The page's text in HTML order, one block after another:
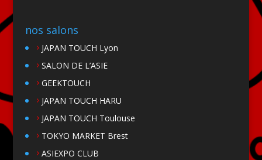
nos salons
JAPAN TOUCH Lyon
SALON DE L’ASIE
GEEKTOUCH
JAPAN TOUCH HARU
JAPAN TOUCH Toulouse
TOKYO MARKET Brest
ASIEXPO CLUB